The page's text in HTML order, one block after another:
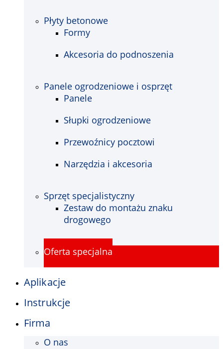
Płyty betonowe
Formy
Akcesoria do podnoszenia
Panele ogrodzeniowe i osprzęt
Panele
Słupki ogrodzeniowe
Przewoźnicy pocztowi
Narzędzia i akcesoria
Sprzęt specjalistyczny
Zestaw do montażu znaku
drogowego
Oferta specjalna
Aplikacje
Instrukcje
Firma
O nas